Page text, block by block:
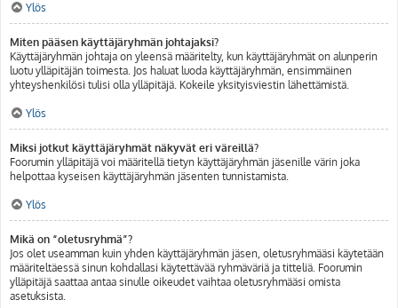
Ylös
Miten pääsen käyttäjäryhmän johtajaksi?
Käyttäjäryhmän johtaja on yleensä määritelty, kun käyttäjäryhmät on alunperin
luotu ylläpitäjän toimesta. Jos haluat luoda käyttäjäryhmän, ensimmäinen
yhteyshenkilösi tulisi olla ylläpitäjä. Kokeile yksityisviestin lähettämistä.
Ylös
Miksi jotkut käyttäjäryhmät näkyvät eri väreillä?
Foorumin ylläpitäjä voi määritellä tietyn käyttäjäryhmän jäsenille värin joka
helpottaa kyseisen käyttäjäryhmän jäsenten tunnistamista.
Ylös
Mikä on “oletusryhmä”?
Jos olet useamman kuin yhden käyttäjäryhmän jäsen, oletusryhmääsi käytetään
määriteltäessä sinun kohdallasi käytettävää ryhmäväriä ja titteliä. Foorumin
ylläpitäjä saattaa antaa sinulle oikeudet vaihtaa oletusryhmääsi omista
asetuksista.